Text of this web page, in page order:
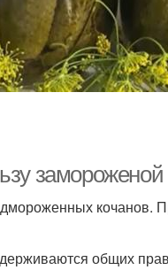
общих